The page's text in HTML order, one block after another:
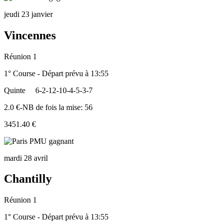
jeudi 23 janvier
Vincennes
Réunion 1
1° Course - Départ prévu à 13:55
Quinte
6-2-12-10-4-5-3-7
2.0 €-NB de fois la mise: 56
3451.40 €
mardi 28 avril
Chantilly
Réunion 1
1° Course - Départ prévu à 13:55